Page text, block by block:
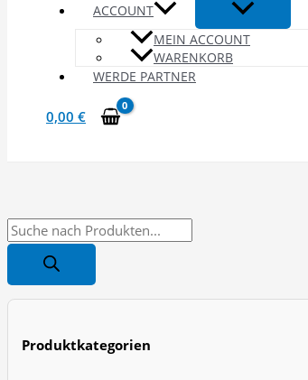
ACCOUNT
MEIN ACCOUNT
WARENKORB
WERDE PARTNER
0,00 €
P
o
Produktkategorien